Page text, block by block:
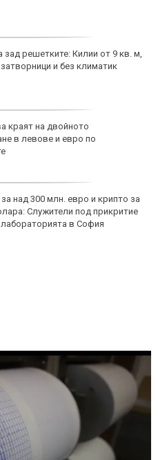
зад решетките: Килии от 9 кв. м,
и без климатик
краят на двойното
в левове и евро по
над 300 млн. евро и крипто за
Служители под прикритие
в София